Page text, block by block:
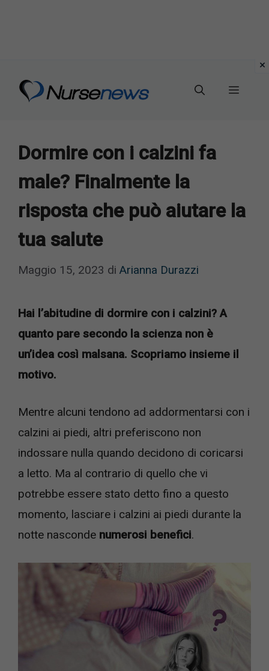
Menu
Dormire con i calzini fa
male? Finalmente la
risposta che può aiutare la
tua salute
Maggio 15, 2023 di Arianna Durazzi
Hai l’abitudine di dormire con i calzini? A
quanto pare secondo la scienza non è
un’idea così malsana. Scopriamo insieme il
motivo.
Mentre alcuni tendono ad addormentarsi con i
calzini ai piedi, altri preferiscono non
indossare nulla quando decidono di coricarsi
a letto. Ma al contrario di quello che vi
potrebbe essere stato detto fino a questo
momento, lasciare i calzini ai piedi durante la
notte nasconde numerosi benefici.